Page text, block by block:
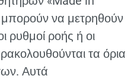
να μετρηθούν
ρυθμοί ροής ή οι
τα όρια
Αυτά